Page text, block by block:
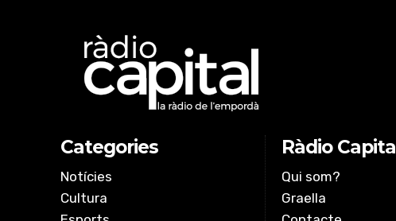
Categories
Notícies
Cultura
Ràdio Capital
Qui som?
Graella